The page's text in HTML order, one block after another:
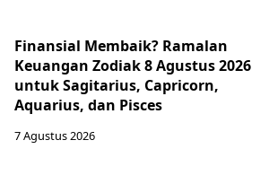
Finansial Membaik? Ramalan
Keuangan Zodiak 8 Agustus 2026
untuk Sagitarius, Capricorn,
Aquarius, dan Pisces
7 Agustus 2026